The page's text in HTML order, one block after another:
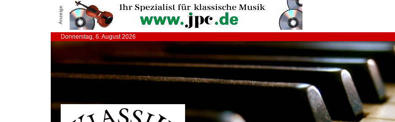
Anzeige
Donnerstag, 6. August 2026